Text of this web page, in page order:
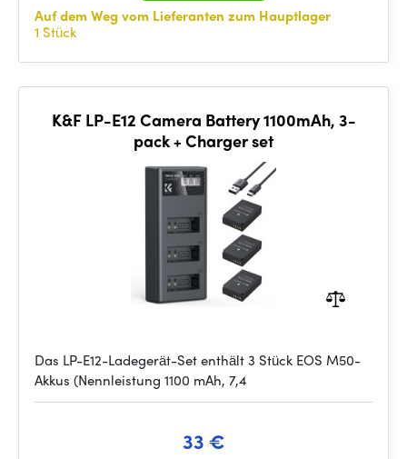
Auf dem Weg vom Lieferanten zum Hauptlager
1 Stück
K&F LP-E12 Camera Battery 1100mAh, 3-
pack + Charger set
Das LP-E12-Ladegerät-Set enthält 3 Stück EOS M50-
Akkus (Nennleistung 1100 mAh, 7,4
33 €